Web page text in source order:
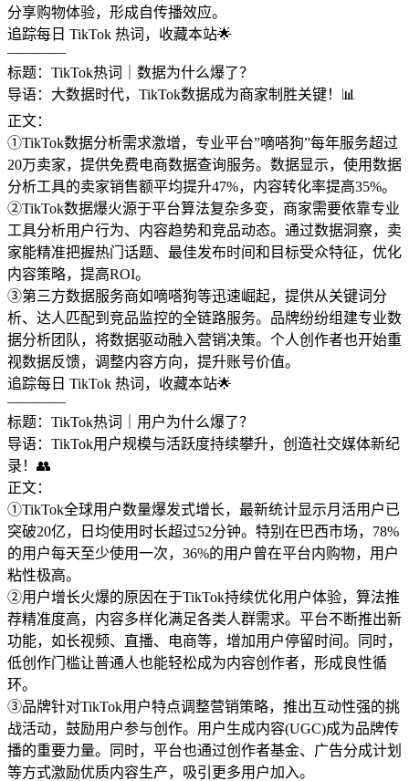
分享购物体验，形成自传播效应。
追踪每日 TikTok 热词，收藏本站🌟
————
标题：TikTok热词｜数据为什么爆了？
导语：大数据时代，TikTok数据成为商家制胜关键！📊
正文：
①TikTok数据分析需求激增，专业平台”嘀嗒狗”每年服务超过
20万卖家，提供免费电商数据查询服务。数据显示，使用数据
分析工具的卖家销售额平均提升47%，内容转化率提高35%。
②TikTok数据爆火源于平台算法复杂多变，商家需要依靠专业
工具分析用户行为、内容趋势和竞品动态。通过数据洞察，卖
家能精准把握热门话题、最佳发布时间和目标受众特征，优化
内容策略，提高ROI。
③第三方数据服务商如嘀嗒狗等迅速崛起，提供从关键词分
析、达人匹配到竞品监控的全链路服务。品牌纷纷组建专业数
据分析团队，将数据驱动融入营销决策。个人创作者也开始重
视数据反馈，调整内容方向，提升账号价值。
追踪每日 TikTok 热词，收藏本站🌟
————
标题：TikTok热词｜用户为什么爆了？
导语：TikTok用户规模与活跃度持续攀升，创造社交媒体新纪
录！👥
正文：
①TikTok全球用户数量爆发式增长，最新统计显示月活用户已
突破20亿，日均使用时长超过52分钟。特别在巴西市场，78%
的用户每天至少使用一次，36%的用户曾在平台内购物，用户
粘性极高。
②用户增长火爆的原因在于TikTok持续优化用户体验，算法推
荐精准度高，内容多样化满足各类人群需求。平台不断推出新
功能，如长视频、直播、电商等，增加用户停留时间。同时，
低创作门槛让普通人也能轻松成为内容创作者，形成良性循
环。
③品牌针对TikTok用户特点调整营销策略，推出互动性强的挑
战活动，鼓励用户参与创作。用户生成内容(UGC)成为品牌传
播的重要力量。同时，平台也通过创作者基金、广告分成计划
等方式激励优质内容生产，吸引更多用户加入。